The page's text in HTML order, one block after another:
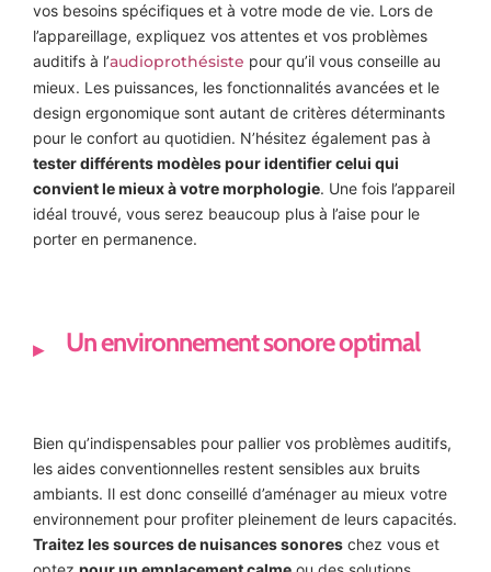
vos besoins spécifiques et à votre mode de vie. Lors de
l’appareillage, expliquez vos attentes et vos problèmes
auditifs à l’audioprothésiste pour qu’il vous conseille au
mieux. Les puissances, les fonctionnalités avancées et le
design ergonomique sont autant de critères déterminants
pour le confort au quotidien. N’hésitez également pas à
tester différents modèles pour identifier celui qui
convient le mieux à votre morphologie. Une fois l’appareil
idéal trouvé, vous serez beaucoup plus à l’aise pour le
porter en permanence.
Un environnement sonore optimal
Bien qu’indispensables pour pallier vos problèmes auditifs,
les aides conventionnelles restent sensibles aux bruits
ambiants. Il est donc conseillé d’aménager au mieux votre
environnement pour profiter pleinement de leurs capacités.
Traitez les sources de nuisances sonores chez vous et